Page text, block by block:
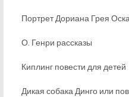
Портрет Дориана Грея
О. Генри рассказы
Киплинг повести для детей
Дикая собака Динго или